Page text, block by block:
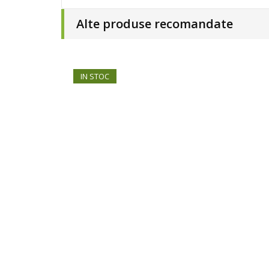
Alte produse recomandate
IN STOC